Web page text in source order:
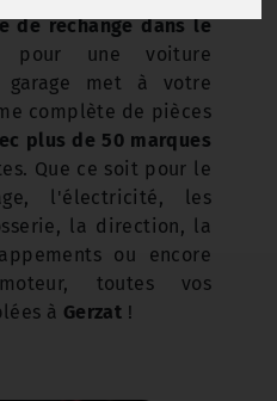
de rechange dans le
pour une voiture
garage met à votre
complète de pièces
plus de 50 marques
Que ce soit pour le
l'électricité, les
la direction, la
ou encore
toutes vos
à Gerzat !